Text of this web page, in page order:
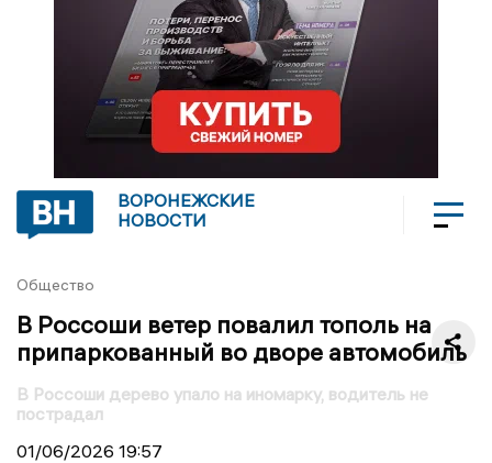
ВОРОНЕЖСКИЕ
НОВОСТИ
Общество
В Россоши ветер повалил тополь на
припаркованный во дворе автомобиль
В Россоши дерево упало на иномарку, водитель не
пострадал
01/06/2026 19:57